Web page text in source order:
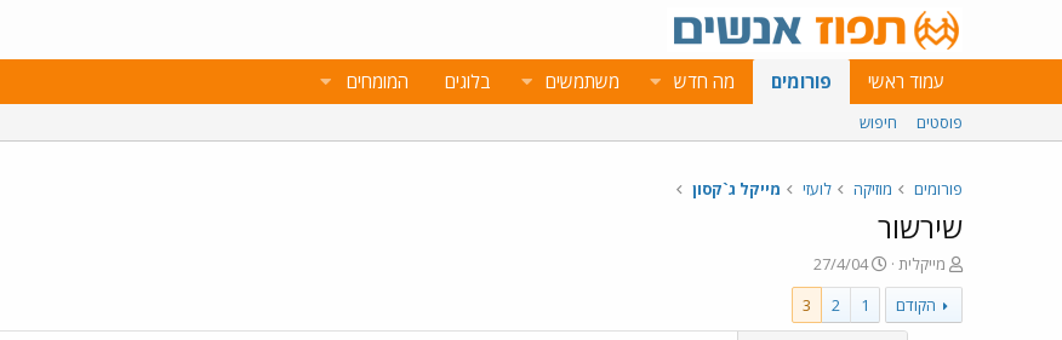
עמוד ראשי פורומים מה חדש משתמשים בלוגים המומחים
פוסטים חיפוש
פורומים מוזיקה לועזי מייקל ג`קסון
שירשור
פ
ו
ת
ח
מייקלית
פ
ו
ר
ס
27/4/04
הקודם
1
2
3